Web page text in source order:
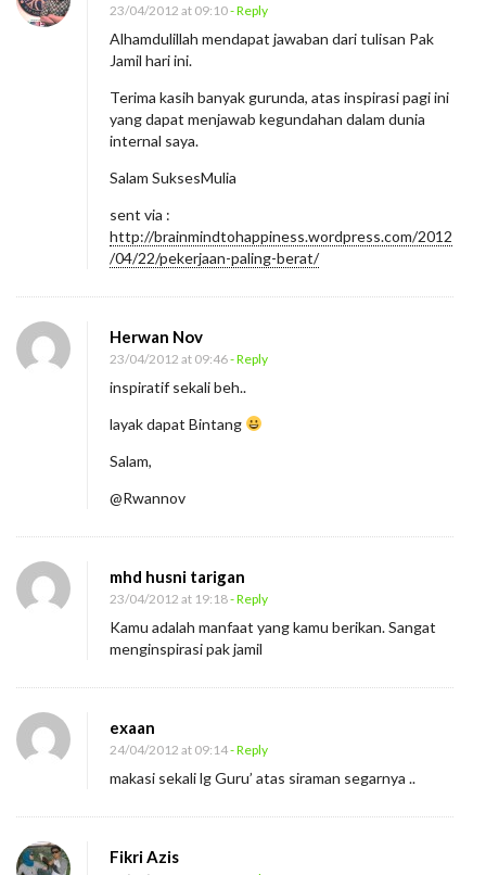
23/04/2012 at 09:10- Reply
Alhamdulillah mendapat jawaban dari tulisan Pak
Jamil hari ini.
Terima kasih banyak gurunda, atas inspirasi pagi ini
yang dapat menjawab kegundahan dalam dunia
internal saya.
Salam SuksesMulia
sent via :
http://brainmindtohappiness.wordpress.com/2012
/04/22/pekerjaan-paling-berat/
Herwan Nov
23/04/2012 at 09:46- Reply
inspiratif sekali beh..
layak dapat Bintang
Salam,
@Rwannov
mhd husni tarigan
23/04/2012 at 19:18- Reply
Kamu adalah manfaat yang kamu berikan. Sangat
menginspirasi pak jamil
exaan
24/04/2012 at 09:14- Reply
makasi sekali lg Guru’ atas siraman segarnya ..
Fikri Azis